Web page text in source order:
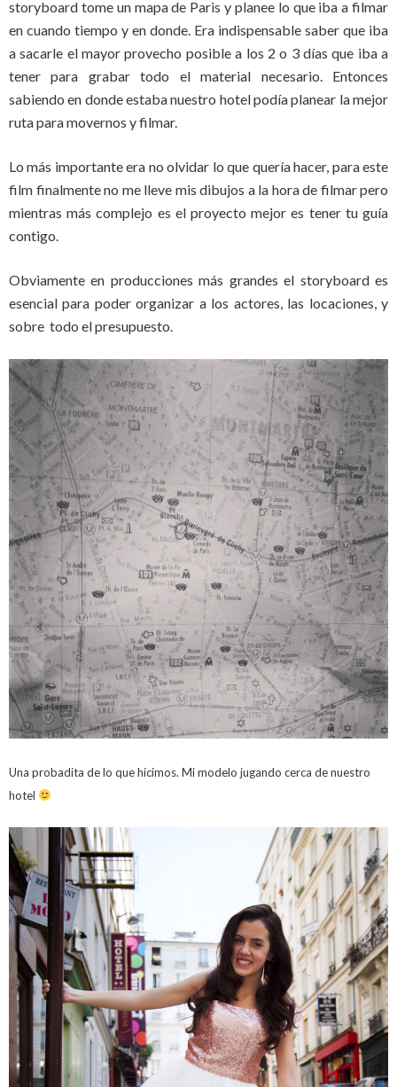
storyboard tome un mapa de Paris y planee lo que iba a filmar
en cuando tiempo y en donde. Era indispensable saber que iba
a sacarle el mayor provecho posible a los 2 o 3 días que iba a
tener para grabar todo el material necesario. Entonces
sabiendo en donde estaba nuestro hotel podía planear la mejor
ruta para movernos y filmar.
Lo más importante era no olvidar lo que quería hacer, para este
film finalmente no me lleve mis dibujos a la hora de filmar pero
mientras más complejo es el proyecto mejor es tener tu guía
contigo.
Obviamente en producciones más grandes el storyboard es
esencial para poder organizar a los actores, las locaciones, y
sobre todo el presupuesto.
Una probadita de lo que hicimos. Mi modelo jugando cerca de nuestro
hotel